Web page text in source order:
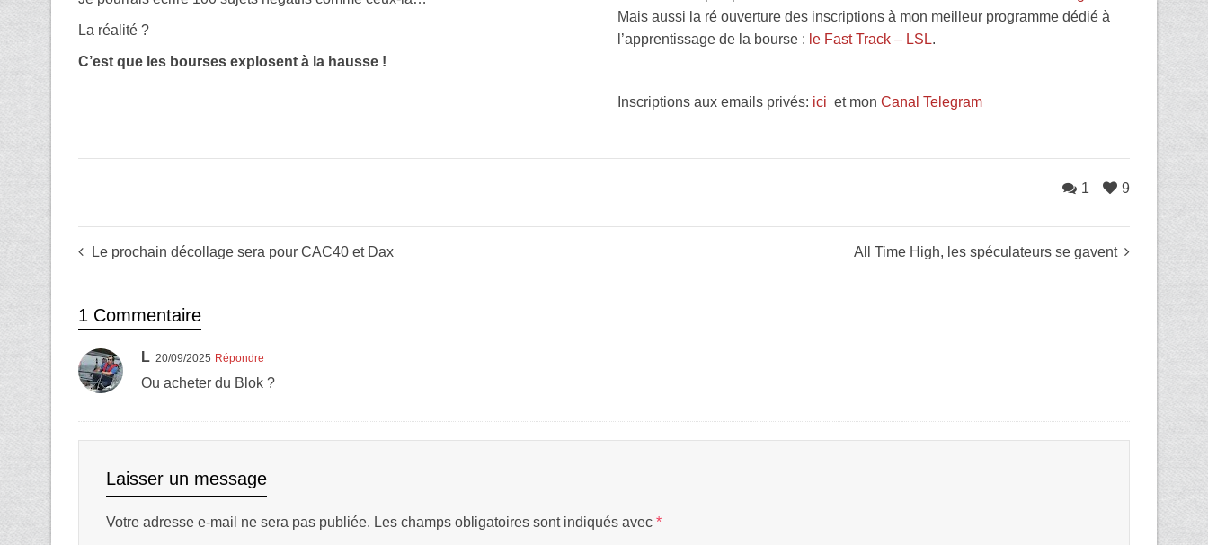
La réalité ?
C’est que les bourses explosent à la hausse !
Mais aussi la ré ouverture des inscriptions à mon meilleur programme dédié à
l’apprentissage de la bourse : le Fast Track – LSL.
Inscriptions aux emails privés: ici et mon Canal Telegram
9
1
Le prochain décollage sera pour CAC40 et Dax All Time High, les spéculateurs se gavent
1 Commentaire
L 20/09/2025 Répondre
Ou acheter du Blok ?
Laisser un message
Votre adresse e-mail ne sera pas publiée. Les champs obligatoires sont indiqués avec *